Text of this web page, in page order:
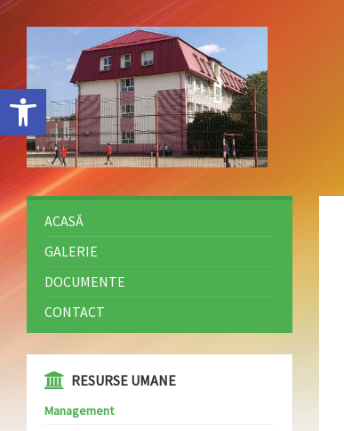
Deschide bara de unelte
ACASĂ
GALERIE
DOCUMENTE
CONTACT
⁠⁠⁠RESURSE UMANE
Management